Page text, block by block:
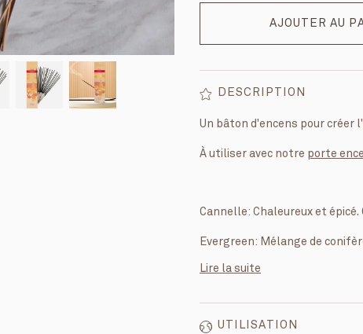
AJOUTER AU
DESCRIPTION
Un bâton d'encens pour créer
À utiliser avec notre porte
Cannelle: Chaleureux et
Evergreen: Mélange de
Lire la suite
UTILISATION